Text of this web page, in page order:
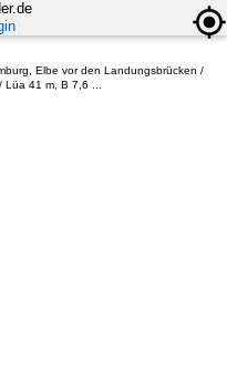
Elbe vor den Landungsbrücken /
41 m, B 7,6 ...